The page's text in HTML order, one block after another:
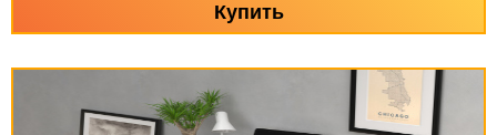
Купить